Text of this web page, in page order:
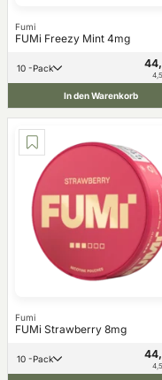
Fumi
FUMi Freezy Mint 4mg
10 -Pack
In den Warenkorb
Fumi
FUMi Strawberry 8mg
10 -Pack